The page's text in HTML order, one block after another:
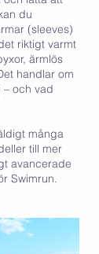
du
(sleeves)
riktigt varmt
ärmlös
handlar om
och vad
många
till mer
avancerade
Swimrun.​​​